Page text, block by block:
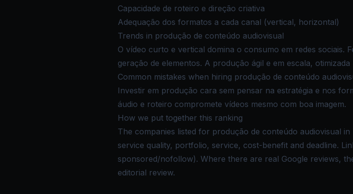
Capacidade de roteiro e direção criativa
Adequação dos formatos a cada canal (vertical, horizontal)
Trends in produção de conteúdo audiovisual
O vídeo curto e vertical domina o consumo em redes sociais.
geração de elementos. A produção ágil e em escala,
Common mistakes when hiring produção de conteúdo
Investir em produção cara sem pensar na estratégia e nos
áudio e roteiro compromete vídeos mesmo com boa imagem.
How we put together this ranking
The companies listed for produção de conteúdo audiovisual
service quality, portfolio, service, cost-benefit and deadline.
sponsored/nofollow). Where there are real Google reviews,
editorial review.